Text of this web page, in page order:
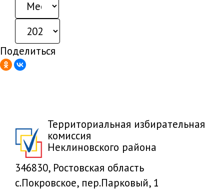
Поделиться
Территориальная избирательная
комиссия
Неклиновского района
346830, Ростовская область
с.Покровское, пер.Парковый, 1